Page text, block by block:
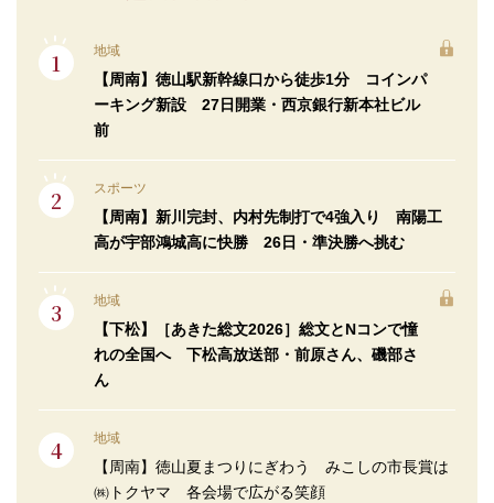
地域
【周南】徳山駅新幹線口から徒歩1分 コインパ
ーキング新設 27日開業・西京銀行新本社ビル
前
スポーツ
【周南】新川完封、内村先制打で4強入り 南陽工
高が宇部鴻城高に快勝 26日・準決勝へ挑む
地域
【下松】［あきた総文2026］総文とNコンで憧
れの全国へ 下松高放送部・前原さん、磯部さ
ん
地域
【周南】徳山夏まつりにぎわう みこしの市長賞は
㈱トクヤマ 各会場で広がる笑顔